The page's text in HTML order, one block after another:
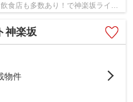
食店も多数あり！で神楽坂ライフ
神楽坂
物件